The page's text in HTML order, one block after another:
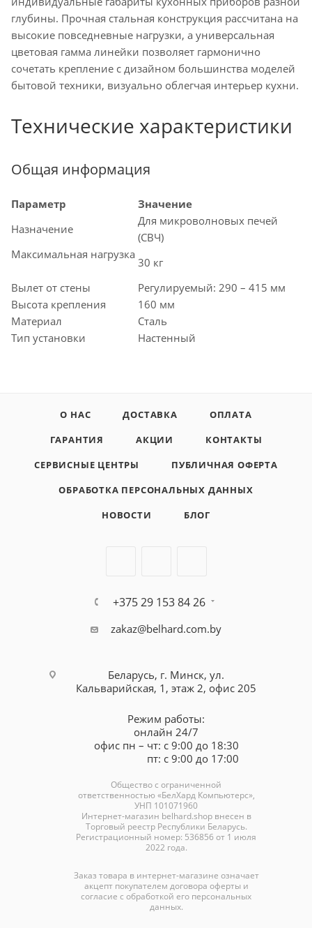
глубины. Прочная стальная конструкция рассчитана на
высокие повседневные нагрузки, а универсальная
цветовая гамма линейки позволяет гармонично
сочетать крепление с дизайном большинства моделей
бытовой техники, визуально облегчая интерьер кухни.
Технические характеристики
Общая информация
Параметр
Значение
Назначение
Для микроволновых печей
(СВЧ)
Максимальная нагрузка
30 кг
Вылет от стены
Регулируемый: 290 – 415 мм
Высота крепления
160 мм
Материал
Сталь
Тип установки
Настенный
О НАС ДОСТАВКА
ОПЛАТА
ГАРАНТИЯ
АКЦИИ
КОНТАКТЫ
СЕРВИСНЫЕ ЦЕНТРЫ
ПУБЛИЧНАЯ ОФЕРТА
ОБРАБОТКА ПЕРСОНАЛЬНЫХ ДАННЫХ
НОВОСТИ
БЛОГ
+375 29 153 84 26
zakaz@belhard.com.by
Беларусь, г. Минск, ул.
Кальварийская, 1, этаж 2, офис 205
Режим работы:
онлайн 24/7
офис пн – чт: с 9:00 до 18:30
пт: с 9:00 до 17:00
Общество с ограниченной
ответственностью «БелХард Компьютерс»,
УНП 101071960
Интернет-магазин belhard.shopвнесен в
Торговый реестр Республики Беларусь.
Регистрационный номер: 536856 от 1 июля
2022 года.
Заказ товара в интернет-магазине означает
акцепт покупателем договора оферты и
согласие с обработкой его персональных
данных.